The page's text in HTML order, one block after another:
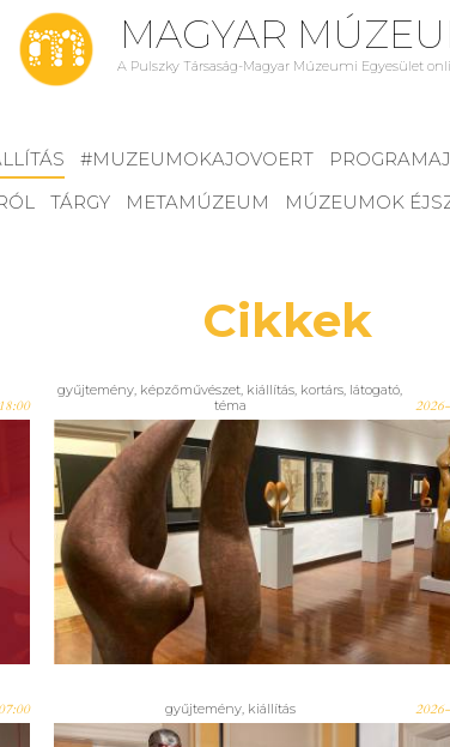
MAGYAR
A Pulszky Társaság-Magyar Múzeumi Egyesület
#MUZEUMOKAJOVOERT
TÁRGY METAMÚZEUM MÚZEUMOK
Cikkek
gyűjtemény, képzőművészet, kiállítás, kortárs, látogató,
téma
A szimbólumok ereje –
Ferenc muravidéki
szobrászművész tárlata
Lendván
gyűjtemény, kiállítás